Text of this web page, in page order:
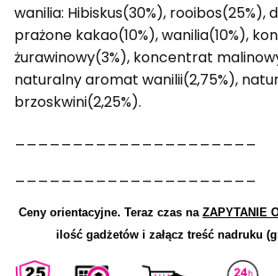
wanilia: Hibiskus(30%), rooibos(25%),
prażone kakao(10%), wanilia(10%),
żurawinowy(3%), koncentrat
naturalny aromat wanilii(2,75%),
brzoskwini(2,25%).
Ceny orientacyjne. Teraz czas na ZAPYTANIE
ilość gadżetów i załącz treść nadruku